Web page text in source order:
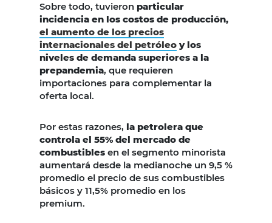
Sobre todo, tuvieron particular
incidencia en los costos de producción,
el aumento de los precios
internacionales del petróleo y los
niveles de demanda superiores a la
prepandemia, que requieren
importaciones para complementar la
oferta local.
Por estas razones, la petrolera que
controla el 55% del mercado de
combustibles en el segmento minorista
aumentará desde la medianoche un 9,5 %
promedio el precio de sus combustibles
básicos y 11,5% promedio en los
premium.